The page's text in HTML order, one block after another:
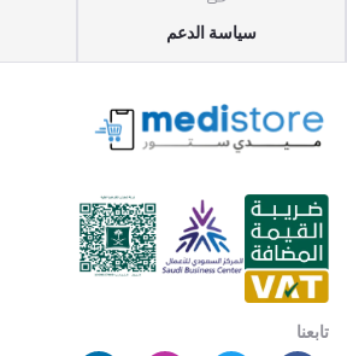
سياسة الدعم
تابعنا